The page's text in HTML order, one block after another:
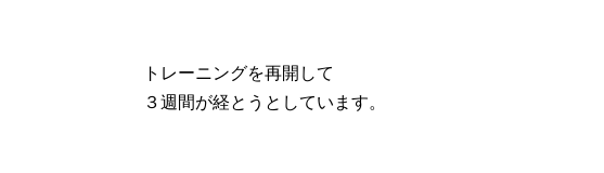
トレーニングを再開して
３週間が経とうとしています。